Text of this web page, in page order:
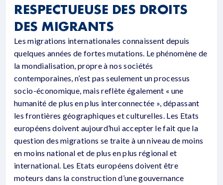
RESPECTUEUSE DES DROITS
DES MIGRANTS
Les migrations internationales connaissent depuis
quelques années de fortes mutations. Le phénomène de
la mondialisation, propre à nos sociétés
contemporaines, n’est pas seulement un processus
socio-économique, mais reflète également « une
humanité de plus en plus interconnectée », dépassant
les frontières géographiques et culturelles. Les Etats
européens doivent aujourd’hui accepter le fait que la
question des migrations se traite à un niveau de moins
en moins national et de plus en plus régional et
international. Les Etats européens doivent être
moteurs dans la construction d’une gouvernance